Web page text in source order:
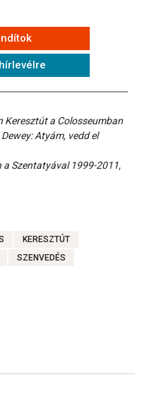
Keresztút a Colosseumban
Atyám, vedd el
a Szentatyával 1999-2011,
KERESZTÚT
SZENVEDÉS